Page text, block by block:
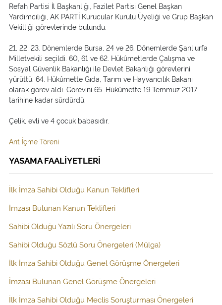
Refah Partisi İl Başkanlığı, Fazilet Partisi Genel Başkan
Yardımcılığı, AK PARTİ Kurucular Kurulu Üyeliği ve Grup Başkan
Vekilliği görevlerinde bulundu.
21, 22, 23. Dönemlerde Bursa, 24 ve 26. Dönemlerde Şanlıurfa
Milletvekili seçildi. 60, 61 ve 62. Hükûmetlerde Çalışma ve
Sosyal Güvenlik Bakanlığı ile Devlet Bakanlığı görevlerini
yürüttü. 64. Hükûmette Gıda, Tarım ve Hayvancılık Bakanı
olarak görev aldı. Görevini 65. Hükûmette 19 Temmuz 2017
tarihine kadar sürdürdü.
Çelik, evli ve 4 çocuk babasıdır.
Ant İçme Töreni
YASAMA FAALİYETLERİ
İlk İmza Sahibi Olduğu Kanun Teklifleri
İmzası Bulunan Kanun Teklifleri
Sahibi Olduğu Yazılı Soru Önergeleri
Sahibi Olduğu Sözlü Soru Önergeleri (Mülga)
İlk İmza Sahibi Olduğu Genel Görüşme Önergeleri
İmzası Bulunan Genel Görüşme Önergeleri
İlk İmza Sahibi Olduğu Meclis Soruşturması Önergeleri